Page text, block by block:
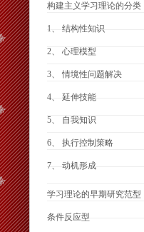
构建主义学习理论的分类
1、 结构性知识
2、 心理模型
3、 情境性问题解决
4、 延伸技能
5、 自我知识
6、 执行控制策略
7、 动机形成
学习理论的早期研究范型
条件反应型